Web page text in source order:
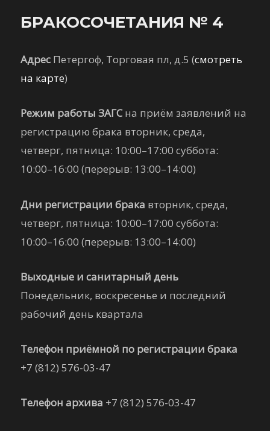
БРАКОСОЧЕТАНИЯ № 4
Адрес Петергоф, Торговая пл, д.5 (смотреть
на карте)
Режим работы ЗАГСна приём заявлений на
регистрацию брака вторник, среда,
четверг, пятница: 10:00–17:00 суббота:
10:00–16:00 (перерыв: 13:00–14:00)
Дни регистрации брака вторник, среда,
четверг, пятница: 10:00–17:00 суббота:
10:00–16:00 (перерыв: 13:00–14:00)
Выходные и санитарный день
Понедельник, воскресенье и последний
рабочий день квартала
Телефон приёмной по регистрации брака
+7 (812) 576-03-47
Телефон архива +7 (812) 576-03-47